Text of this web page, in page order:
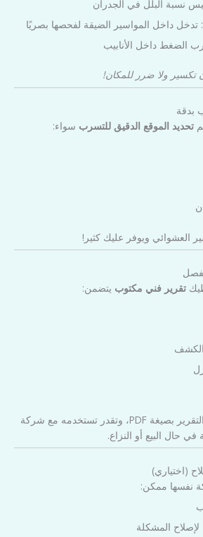
نسبة البلل في الجدران
: تدخل داخل المواسير الضيقة لفحصها بصريًا
الضغط داخل الأنابيب
تكسير ولا ضرر للمكان!
تحديد الموقع الدقيق للتسرب سواء:
العشوائي ويوفر عليك كثير!
تقرير فني مكتوب يتضمن:
💼 بعض الشركات تقدم التقرير بصيغة PDF، وتقدر تستخدمه مع شركة
في حال البيع أو النزاع.
نفسها ممكن:
المشكلة